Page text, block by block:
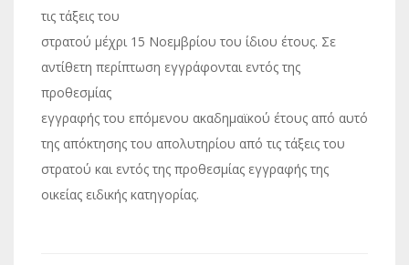
τις τάξεις του
στρατού μέχρι 15 Νοεμβρίου του ίδιου έτους. Σε
αντίθετη περίπτωση εγγράφονται εντός της
προθεσμίας
εγγραφής του επόμενου ακαδημαϊκού έτους από αυτό
της απόκτησης του απολυτηρίου από τις τάξεις του
στρατού και εντός της προθεσμίας εγγραφής της
οικείας ειδικής κατηγορίας.